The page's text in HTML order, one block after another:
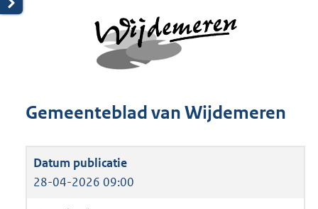
Gemeenteblad van Wijdemeren
28-04-2026 09:00